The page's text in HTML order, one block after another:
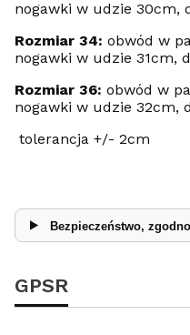
nogawki w udzie 30cm,
Rozmiar 34: obwód w
nogawki w udzie 31cm,
Rozmiar 36: obwód w
nogawki w udzie 32cm,
tolerancja +/- 2cm
Bezpieczeństwo,
GPSR